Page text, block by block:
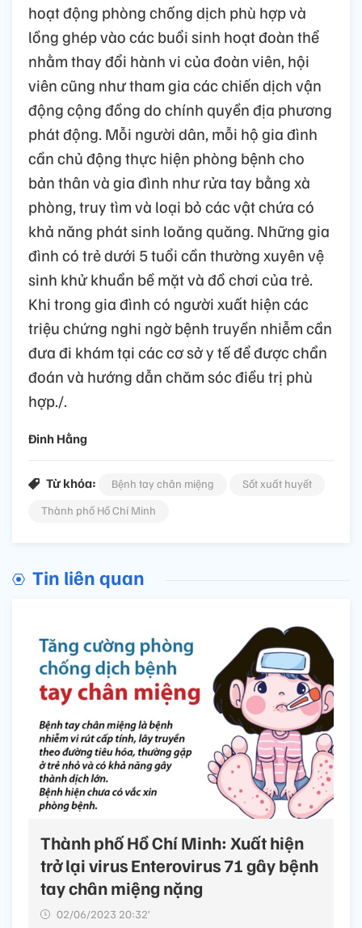
hoạt động phòng chống dịch phù hợp và
lồng ghép vào các buổi sinh hoạt đoàn thể
nhằm thay đổi hành vi của đoàn viên, hội
viên cũng như tham gia các chiến dịch vận
động cộng đồng do chính quyền địa phương
phát động. Mỗi người dân, mỗi hộ gia đình
cần chủ động thực hiện phòng bệnh cho
bản thân và gia đình như rửa tay bằng xà
phòng, truy tìm và loại bỏ các vật chứa có
khả năng phát sinh loăng quăng. Những gia
đình có trẻ dưới 5 tuổi cần thường xuyên vệ
sinh khử khuẩn bề mặt và đồ chơi của trẻ.
Khi trong gia đình có người xuất hiện các
triệu chứng nghi ngờ bệnh truyền nhiễm cần
đưa đi khám tại các cơ sở y tế để được chẩn
đoán và hướng dẫn chăm sóc điều trị phù
hợp./.
Đinh Hằng
Từ khóa: Bệnh tay chân miệng
Sốt xuất huyết
Thành phố Hồ Chí Minh
Tin liên quan
Thành phố Hồ Chí Minh: Xuất hiện
trở lại virus Enterovirus 71 gây bệnh
tay chân miệng nặng
02/06/2023 20:32’